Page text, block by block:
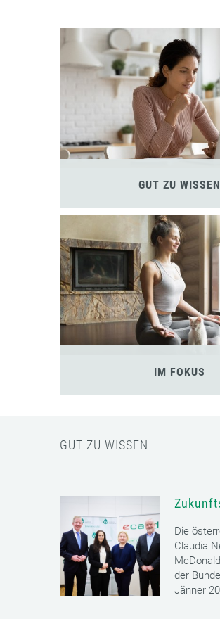
GUT ZU WISSEN
IM FOKUS
GUT ZU WISSEN
Die
Claudia
der
Jänner